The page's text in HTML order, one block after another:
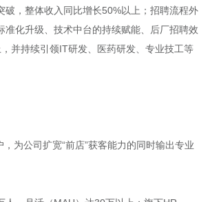
，整体收入同比增长50%以上；招聘流程外
化升级、技术中台的持续赋能、后厂招聘效
并持续引领IT研发、医药研发、专业技工等
为公司扩宽“前店”获客能力的同时输出专业